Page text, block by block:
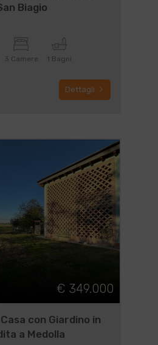
Biagio
3 Camere 1 Bagni
Dettagli
€ 349.000
con Giardino in
a Medolla